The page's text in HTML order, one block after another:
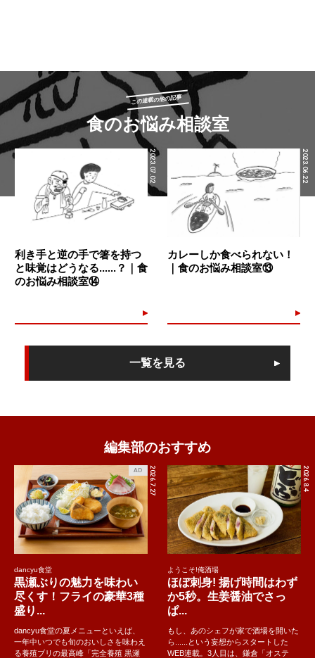
誰にでもできることではありません。持って生まれた才能かも
しれません。
そもそも、人は生まれた時には鋭敏な舌を持っていますが、ほ
とんどの人は成長するに従って味覚が鈍感になっていきます。
だから、子供の頃は食べられないものが多かったのに、大人に
なったらいろいろ食べられるようになった、ということになる
のです。
が増えていきます。「これは甘いはず」「香ばしさがある」
「日本酒に合う味だ」といった脳内変換機能や、「先週食べた
う相対比較機能が強化されるのです。
だから、ぴーちゃんのようになんでも美味しく食べられる人
は、人間という動物的には高度な域に発達していると言えま
す。
も味覚障害でもありません。
障害で、なんでも平板な味に感じてしまう、という場合は話は
別です。こういう場合は、白米、カシューナッツ、胡麻、納
豆、豚肉、卵、チーズなどをバランスよく食べるか、病院で治
療を受けましょう）
大丈夫、心配することはありません。美味しいと思ったら「美
味しい！」というのが料理人に対する最大の誉め言葉です。
とはいえ、出てきた皿すべてに同じように「美味しい！」と言
うと、シェフは「本当に美味しいと思ってくれているのだろう
か？」とちょっと不安になるかもしれません。お互いのちょっ
とした不安を解消するためには、「美味しい」は最後に取って
おきましょう。食事の途中は最小限にしておいて、最後に「あ
この連載の他の記事
食のお悩み相談室
2023.07.02
利き手と逆の手で箸を持つ
と味覚はどうなる......？｜食
のお悩み相談室⑭
2023.06.22
カレーしか食べられない！
｜食のお悩み相談室⑬
一覧を見る
編集部のおすすめ
2026.7.27
AD
dancyu食堂
黒瀬ぶりの魅力を味わい
尽くす！フライの豪華3種
盛り...
dancyu食堂の夏メニューといえば、
一年中いつでも旬のおいしさを味わえ
る養殖ブリの最高峰「完全養殖 黒瀬
2026.8.4
ようこそ!俺酒場
ほぼ刺身! 揚げ時間はわず
か5秒。生姜醤油でさっ
ぱ...
もし、あのシェフが家で酒場を開いた
ら......という妄想からスタートした
WEB連載。3人目は、鎌倉「オステ